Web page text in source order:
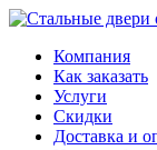
Компания
Как заказать
Услуги
Скидки
Доставка и